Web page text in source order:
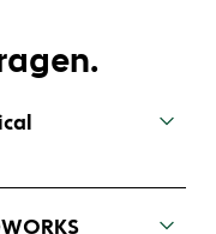
kombiniert
elektrischen